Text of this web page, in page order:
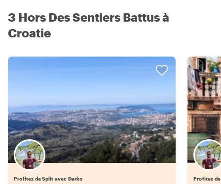
3 Hors Des Sentiers Battus à
Croatie
Profitez de Split avec Darko Profitez